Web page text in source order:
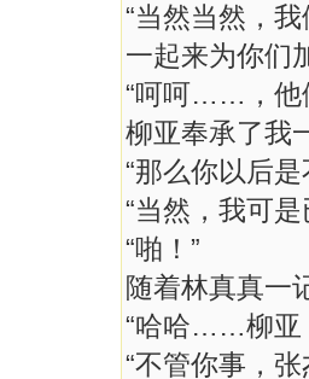
“当然当然，
一起来为你们
“呵呵……，他
柳亚奉承了我
“那么你以后
“当然，我可
“啪！”
随着林真真一
“哈哈……柳亚
“不管你事，张